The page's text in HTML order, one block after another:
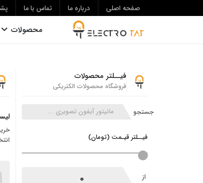
صفحه اصلی درباره ما تماس با ما
محصولات
فیــلتر محصولات
فروشگاه محصولات الکتریکی
جستجو
فیــلتر قیـمت (تومان)
حد پایین قیمت
حد بالا قیمت
از